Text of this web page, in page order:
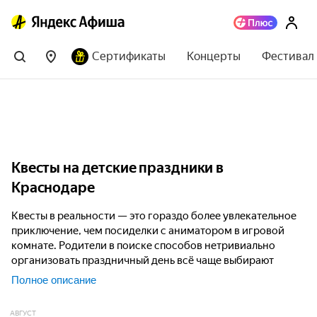
Сертификаты Концерты
Квесты на детские праздники в
Краснодаре
Квесты в реальности — это гораздо более увлекательное
приключение, чем посиделки с аниматором в игровой
комнате. Родители в поиске способов нетривиально
организовать праздничный день всё чаще выбирают
именно детский квест. В ассортименте современных
Полное описание
АВГУСТ